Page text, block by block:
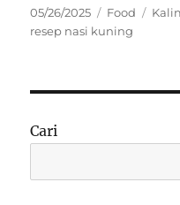
Posted
on
05/26/2025 Categories
Food Tags
resep nasi kuning
Cari